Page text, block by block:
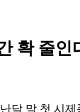
확 줄인
달 말 첫 시제